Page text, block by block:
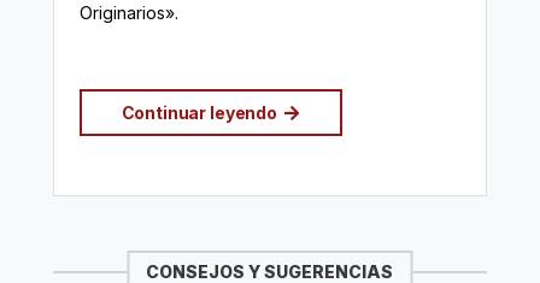
Originarios».
Continuar leyendo
CONSEJOS Y SUGERENCIAS